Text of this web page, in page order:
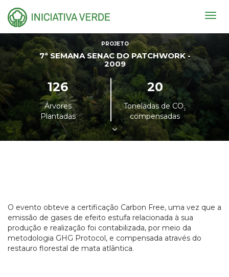
PROJETO
7ª SEMANA SENAC DO PATCHWORK -
2009
126
Árvores
Plantadas
20
Toneladas de CO²
compensadas
O evento obteve a certificação Carbon Free, uma vez que a
emissão de gases de efeito estufa relacionada à sua
produção e realização foi contabilizada, por meio da
metodologia GHG Protocol, e compensada através do
restauro florestal de mata atlântica.